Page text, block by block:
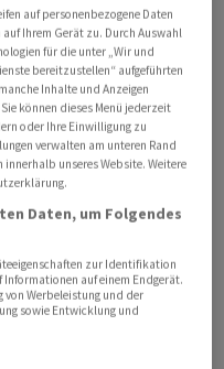
Kretschmer hat
Meyer
Werks in Sachsen
Bundesregierung
trotz Solar-Booms die
gerät», sagte der
für den Schutz der
Nun müsse sich die
Resilienz-Bonus
auf personenbezogene Daten
Ihrem Gerät zu. Durch Auswahl
für die unter „Wir und
bereitzustellen“ aufgeführten
Inhalte und Anzeigen
können dieses Menü jederzeit
oder Ihre Einwilligung zu
verwalten am unteren Rand
innerhalb unseres Website. Weitere
Daten, um Folgendes
zur Identifikation
auf einem Endgerät.
von Werbeleistung und der
sowie Entwicklung und